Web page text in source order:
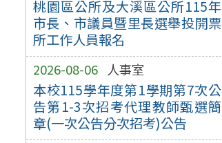
桃園區公所及大溪區公所115年
市長、市議員暨里長選舉投開票
所工作人員報名
2026-08-06 人事室
本校115學年度第1學期第7次公
告第1-3次招考代理教師甄選簡
章(一次公告分次招考)公告